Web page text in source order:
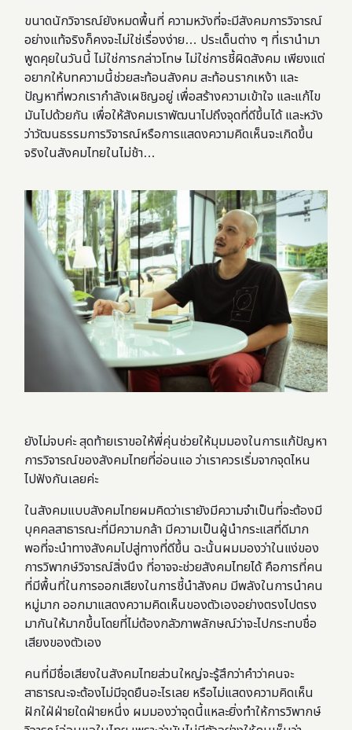
ขนาดนักวิจารณ์ยังหมดพื้นที่ ความหวังที่จะมีสังคมการวิจารณ์
อย่างแท้จริงก็คงจะไม่ใช่เรื่องง่าย… ประเด็นต่าง ๆ ที่เรานำมา
พูดคุยในวันนี้ ไม่ใช่การกล่าวโทษ ไม่ใช่การชี้ผิดสังคม เพียงแต่
อยากให้บทความนี้ช่วยสะท้อนสังคม สะท้อนรากเหง้า และ
ปัญหาที่พวกเรากำลังเผชิญอยู่ เพื่อสร้างความเข้าใจ และแก้ไข
มันไปด้วยกัน เพื่อให้สังคมเราพัฒนาไปถึงจุดที่ดีขึ้นได้ และหวัง
ว่าวัฒนธรรมการวิจารณ์หรือการแสดงความคิดเห็นจะเกิดขึ้น
จริงในสังคมไทยในไม่ช้า…
ยังไม่จบค่ะ สุดท้ายเราขอให้พี่คุ่นช่วยให้มุมมองในการแก้ปัญหา
การวิจารณ์ของสังคมไทยที่อ่อนแอ ว่าเราควรเริ่มจากจุดไหน
ไปฟังกันเลยค่ะ
ในสังคมแบบสังคมไทยผมคิดว่าเรายังมีความจำเป็นที่จะต้องมี
บุคคลสาธารณะที่มีความกล้า มีความเป็นผู้นำกระแสที่ดีมาก
พอที่จะนำทางสังคมไปสู่ทางที่ดีขึ้น ฉะนั้นผมมองว่าในแง่ของ
การวิพากษ์วิจารณ์สิ่งนึง ที่อาจจะช่วยสังคมไทยได้ คือการที่คน
ที่มีพื้นที่ในการออกเสียงในการชี้นำสังคม มีพลังในการนำคน
หมู่มาก ออกมาแสดงความคิดเห็นของตัวเองอย่างตรงไปตรง
มากันให้มากขึ้นโดยที่ไม่ต้องกลัวภาพลักษณ์ว่าจะไปกระทบชื่อ
เสียงของตัวเอง
คนที่มีชื่อเสียงในสังคมไทยส่วนใหญ่จะรู้สึกว่าคำว่าคนจะ
สาธารณะจะต้องไม่มีจุดยืนอะไรเลย หรือไม่แสดงความคิดเห็น
ฝักใฝ่ฝ่ายใดฝ่ายหนึ่ง ผมมองว่าจุดนี้แหละยิ่งทำให้การวิพากษ์